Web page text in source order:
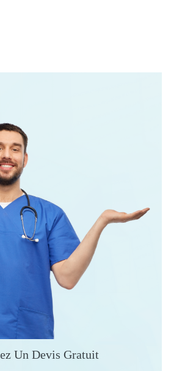
Un Devis Gratuit